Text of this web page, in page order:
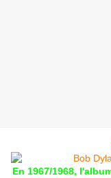
En 1967/1968,